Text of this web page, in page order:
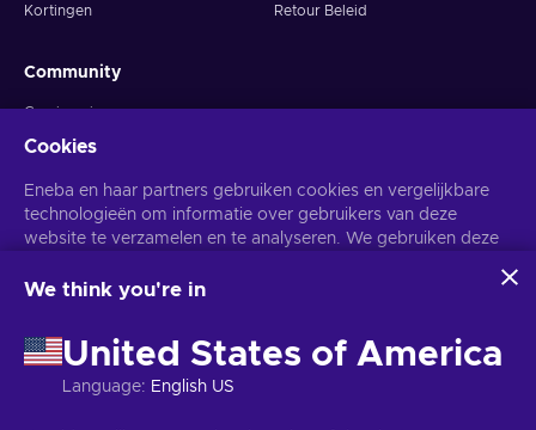
Kortingen
Retour Beleid
Community
Gaming nieuws
Giveaways
Snakzy: Speel en verdien
Verkoop op Eneba
REDACTIEKEUZE
Cookies
Eneba en haar partners gebruiken cookies en vergelijkbare
technologieën om informatie over gebruikers van deze
website te verzamelen en te analyseren. We gebruiken deze
de site te verbeteren. Uw persoonlijke gegevens kunnen ook
Door op 'Alles accepteren' te klikken, geef je toestemming
voor het gebruik van deze technologieën door Eneba en haar
partners. U kunt uw toestemming aanpassen door op
We think you're in
United States of America
Language: English US